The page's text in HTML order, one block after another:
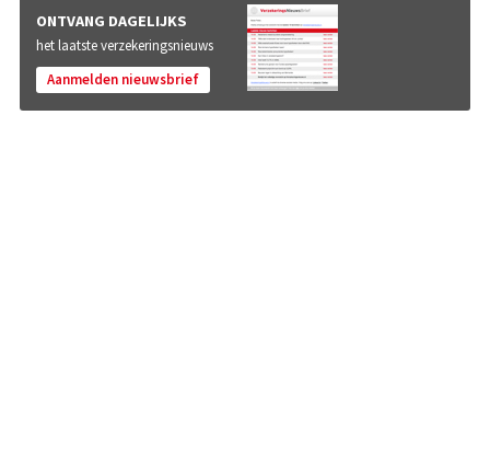
ONTVANG DAGELIJKS
het laatste verzekeringsnieuws
Aanmelden nieuwsbrief